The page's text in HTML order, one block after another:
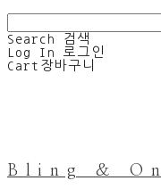
Search
검색
Log In
로그인
Cart 장바구니
Bling & On